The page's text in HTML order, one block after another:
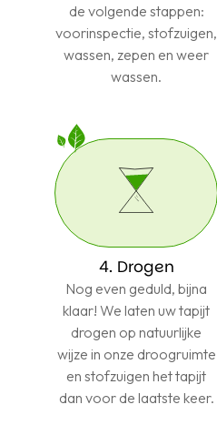
de volgende stappen:
voorinspectie, stofzuigen,
wassen, zepen en weer
wassen.
4. Drogen
Nog even geduld, bijna
klaar! We laten uw tapijt
drogen op natuurlijke
wijze in onze droogruimte
en stofzuigen het tapijt
dan voor de laatste keer.